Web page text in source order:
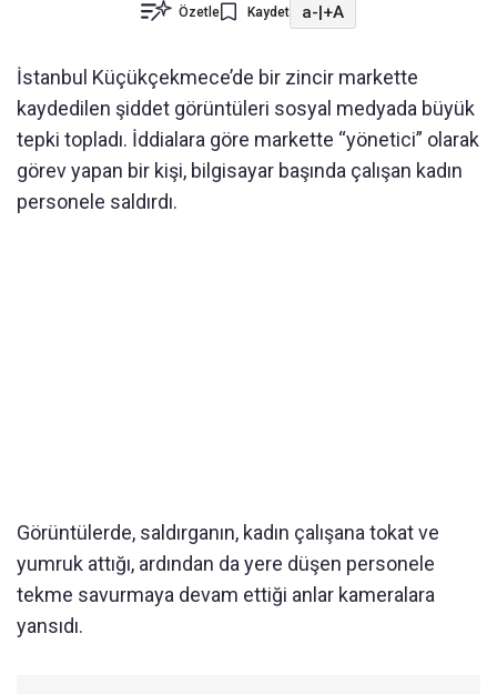
Özetle Kaydet a-|+A
İstanbul Küçükçekmece’de bir zincir markette
kaydedilen şiddet görüntüleri sosyal medyada büyük
tepki topladı. İddialara göre markette “yönetici” olarak
görev yapan bir kişi, bilgisayar başında çalışan kadın
personele saldırdı.
Görüntülerde, saldırganın, kadın çalışana tokat ve
yumruk attığı, ardından da yere düşen personele
tekme savurmaya devam ettiği anlar kameralara
yansıdı.